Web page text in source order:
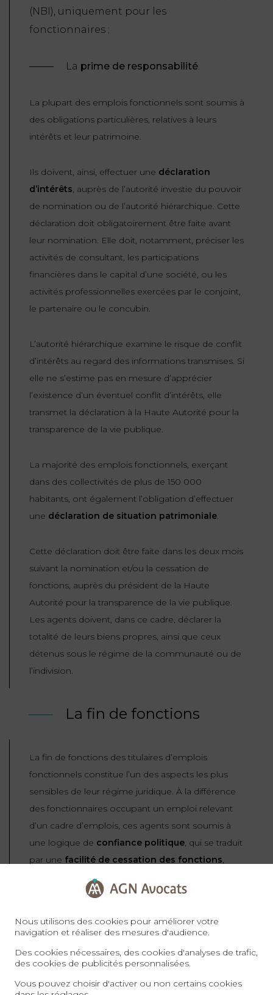
(NBI), uniquement pour les
fonctionnaires ;
La prime de responsabilité.
La plupart des emplois fonctionnels sont soumis à
des obligations particulières, relatives à leurs
intérêts et leur patrimoine.
Ils doivent, ainsi, effectuer une déclaration
d’intérêts, auprès de l’autorité investie du pouvoir
de nomination ou de l’autorité hiérarchique. Cette
déclaration doit obligatoirement être faite avant
leur nomination. Elle doit, notamment, préciser les
activités de consultant, les participations
financières dans le capital d’une société, ou les
activités professionnelles exercées par le conjoint,
le partenaire ou le concubin.
L’autorité hiérarchique examine le risque de conflit
d’intérêts au regard des informations transmises. Si
elle ne s’estime pas en mesure d’apprécier
l’existence d’un éventuel conflit d’intérêts, elle
transmet la déclaration à la Haute Autorité pour la
transparence de la vie publique.
La majorité des emplois fonctionnels, exerçant
dans des collectivités de plus de 150 000
habitants, ont également l’obligation d’effectuer
une déclaration de situation patrimoniale.
Cette déclaration doit être faite dans les deux mois
suivant la nomination et/ou la cessation de
fonctions, auprès du président de la Haute
Autorité pour la transparence de la vie publique.
Les agents doivent, dans ce cadre, déclarer la
totalité de leurs biens propres, ainsi que ceux
détenus sous le régime de la communauté ou de
l’indivision.
La fin de fonctions
La fin de fonctions des titulaires d’emplois
fonctionnels constitue l’un des aspects les plus
sensibles de leur régime juridique. À la différence
des fonctionnaires occupant un emploi relevant
d’un cadre d’emplois, ces agents sont soumis à
une logique de confiance politique, qui se traduit
par une facilité de cessation des fonctions,
tempérée par des garanties procédurales et
statutaires spécifiques.
La cessation anticipée des fonctions sur un
comme une« décharge de fonctions »
Nous utilisons des cookies pour améliorer votre
navigation et réaliser des mesures d'audience.
Des cookies nécessaires, des cookies d'analyses de trafic,
des cookies de publicités personnalisées.
Vous pouvez choisir d'activer ou non certains cookies